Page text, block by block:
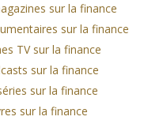
sur la finance
sur la finance
TV sur la finance
sur la finance
sur la finance
sur la finance